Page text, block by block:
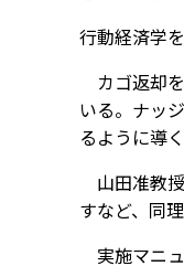
行動経済学
カゴ返却
いる。ナッ
るように導
山田准教
すなど、同
実施マニ